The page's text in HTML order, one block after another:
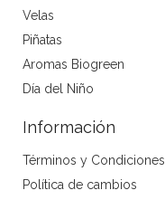
Velas
Piñatas
Aromas Biogreen
Día del Niño
Información
Términos y Condiciones
Política de cambios